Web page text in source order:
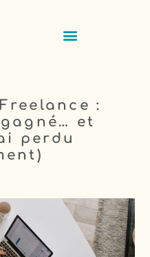
:
et
perdu